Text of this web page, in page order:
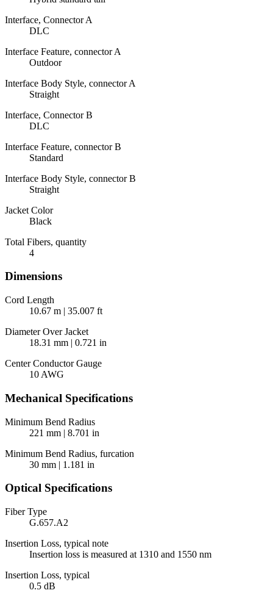
Interface, Connector A
DLC
Interface Feature, connector A
Outdoor
Interface Body Style, connector A
Straight
Interface, Connector B
DLC
Interface Feature, connector B
Standard
Interface Body Style, connector B
Straight
Jacket Color
Black
Total Fibers, quantity
4
Dimensions
Cord Length
10.67 m | 35.007 ft
Diameter Over Jacket
18.31 mm | 0.721 in
Center Conductor Gauge
10 AWG
Mechanical Specifications
Minimum Bend Radius
221 mm | 8.701 in
Minimum Bend Radius, furcation
30 mm | 1.181 in
Optical Specifications
Fiber Type
G.657.A2
Insertion Loss, typical note
Insertion loss is measured at 1310 and 1550 nm
Insertion Loss, typical
0.5 dB